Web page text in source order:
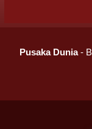
Pusaka Dunia-